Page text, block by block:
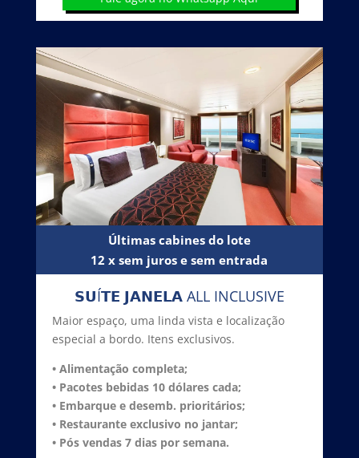
Últimas cabines do lote
12 x sem juros e sem entrada
𝗦𝗨Í𝗧𝗘 𝗝𝗔𝗡𝗘𝗟𝗔 ALL INCLUSIVE
Maior espaço, uma linda vista e localização
especial a bordo. Itens exclusivos.
• Alimentação completa;
• Pacotes bebidas 10 dólares cada;
• Embarque e desemb. prioritários;
• Restaurante exclusivo no jantar;
• Pós vendas 7 dias por semana.